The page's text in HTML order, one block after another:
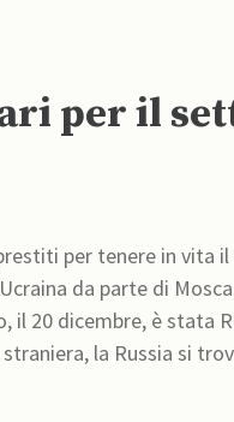
per il
per tenere in vita
da parte di
la Russia si